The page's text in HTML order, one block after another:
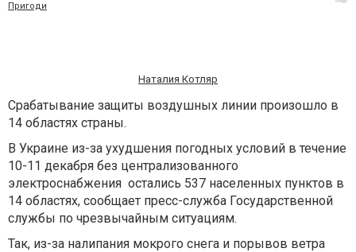
Пригоди
Наталия Котляр
Срабатывание защиты воздушных линии произошло в
14 областях страны.
В Украине из-за ухудшения погодных условий в течение
10-11 декабря без централизованного
электроснабжения остались 537 населенных пунктов в
14 областях, сообщает пресс-служба Государственной
службы по чрезвычайным ситуациям.
Так, из-за налипания мокрого снега и порывов ветра